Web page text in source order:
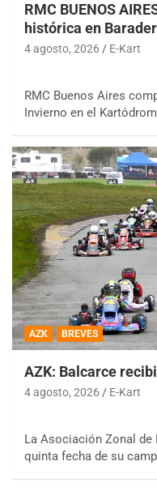
RMC BUENOS
histórica en
4 agosto, 2026 E-Kart
RMC Buenos Aires
Invierno en el
AZK BREVES
AZK: Balcarce
4 agosto, 2026 E-Kart
La Asociación Zonal de
quinta fecha de su